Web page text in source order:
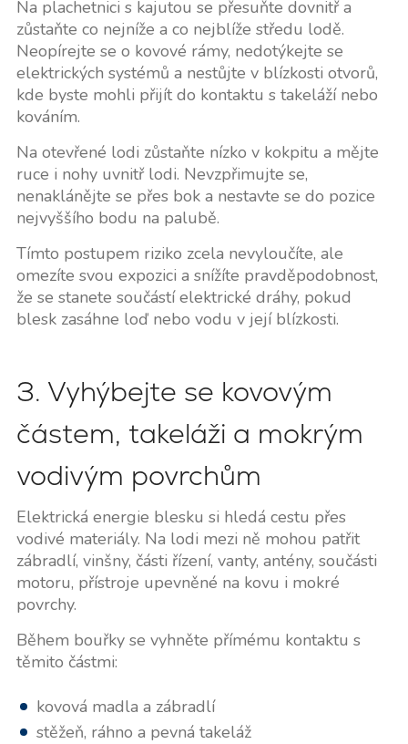
Na plachetnici s kajutou se přesuňte dovnitř a
zůstaňte co nejníže a co nejblíže středu lodě.
Neopírejte se o kovové rámy, nedotýkejte se
elektrických systémů a nestůjte v blízkosti otvorů,
kde byste mohli přijít do kontaktu s takeláží nebo
kováním.
Na otevřené lodi zůstaňte nízko v kokpitu a mějte
ruce i nohy uvnitř lodi. Nevzpřimujte se,
nenaklánějte se přes bok a nestavte se do pozice
nejvyššího bodu na palubě.
Tímto postupem riziko zcela nevyloučíte, ale
omezíte svou expozici a snížíte pravděpodobnost,
že se stanete součástí elektrické dráhy, pokud
blesk zasáhne loď nebo vodu v její blízkosti.
3. Vyhýbejte se kovovým
částem, takeláži a mokrým
vodivým povrchům
Elektrická energie blesku si hledá cestu přes
vodivé materiály. Na lodi mezi ně mohou patřit
zábradlí, vinšny, části řízení, vanty, antény, součásti
motoru, přístroje upevněné na kovu i mokré
povrchy.
Během bouřky se vyhněte přímému kontaktu s
těmito částmi:
kovová madla a zábradlí
stěžeň, ráhno a pevná takeláž